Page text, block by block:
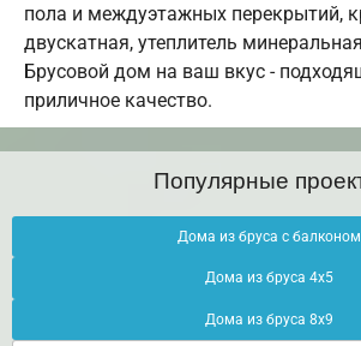
пола и междуэтажных перекрытий,
двускатная, утеплитель
Брусовой дом на ваш вкус -
приличное качество.
Популярные
Дома из бруса с балконом
Дома из бруса 4х5
Дома из бруса 8х9